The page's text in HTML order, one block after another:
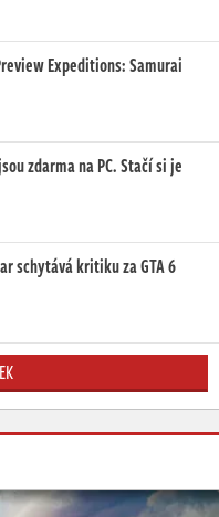
Expeditions: Samurai
zdarma na PC. Stačí si je
schytává kritiku za GTA 6